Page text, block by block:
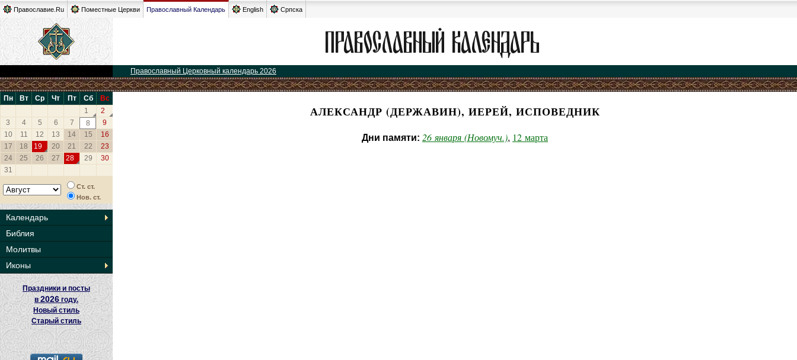
Православие.Ru Поместные Церкви Православный Календарь English Српска
Православный Церковный календарь 2026
Пн Вт Ср Чт Пт Сб
Вс
1
2
3
4 5 6 7 8
9
10
11 12 13 14 15
16
17
18 19 20 21 22
23
24
25 26 27 28 29
30
31
Ст. ст.
Нов. ст.
Календарь
Библия
Молитвы
Иконы
Праздники и посты
в2026 году.
Новый стиль
Старый стиль
АЛЕКСАНДР (ДЕРЖАВИН), ИЕРЕЙ, ИСПОВЕДНИК
Дни памяти: 26 января (Новомуч.), 12 марта